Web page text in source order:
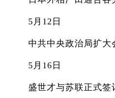
5月12日
中共中央政治局扩大会
5月16日
盛世才与苏联正式签订